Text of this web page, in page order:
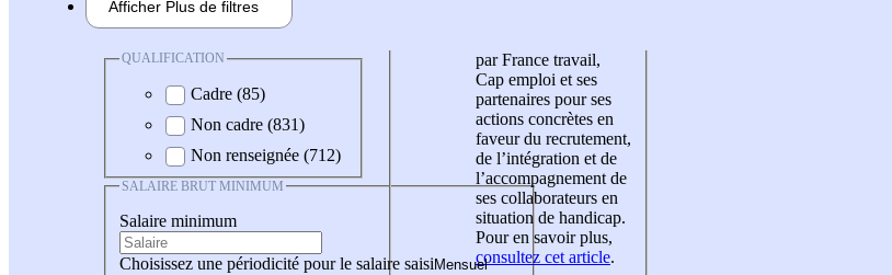
Afficher Plus de filtres
QUALIFICATION
Cadre (85)
Non cadre (831)
Non renseignée (712)
SALAIRE BRUT MINIMUM
Salaire minimum
Choisissez une périodicité pour le salaire saisi
par France travail,
Cap emploi et ses
partenaires pour ses
actions concrètes en
faveur du recrutement,
de l’intégration et de
l’accompagnement de
ses collaborateurs en
situation de handicap.
Pour en savoir plus,
consultez cet article.